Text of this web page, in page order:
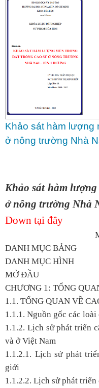
Khảo sát hàm lượng
ở nông trường Nhà
Khảo sát hàm
ở nông trường Nhà
Down tại đây
DANH MỤC BẢNG
DANH MỤC HÌNH
MỞ ĐẦU
CHƯƠNG 1: TỔNG
1.1. TỔNG QUAN VỀ
1.1.1. Nguồn gốc các loài
1.1.2. Lịch sử phát triển
và ở Việt Nam
1.1.2.1. Lịch sử phát
giới
1.1.2.2. Lịch sử phát